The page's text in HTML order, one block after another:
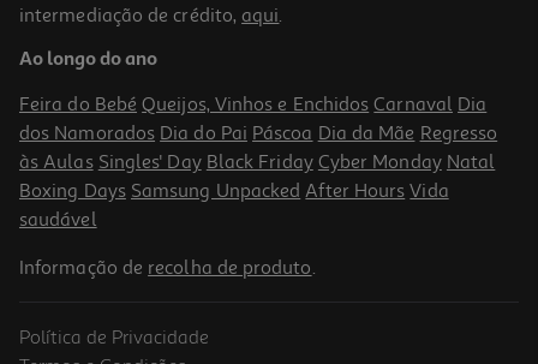
Máquina De Café Nespresso Krups Xn9201p3 Vertuo Pop Branca
49.99 €/un
49,99 €
Promoção
intermediação de crédito, aqui.
Ao longo do ano
Feira do Bebé Queijos, Vinhos e Enchidos Carnaval Dia
dos Namorados Dia do Pai Páscoa Dia da Mãe Regresso
às Aulas Singles' Day Black Friday Cyber Monday Natal
Boxing Days Samsung Unpacked After Hours Vida
saudável
Informação de recolha de produto.
Política de Privacidade